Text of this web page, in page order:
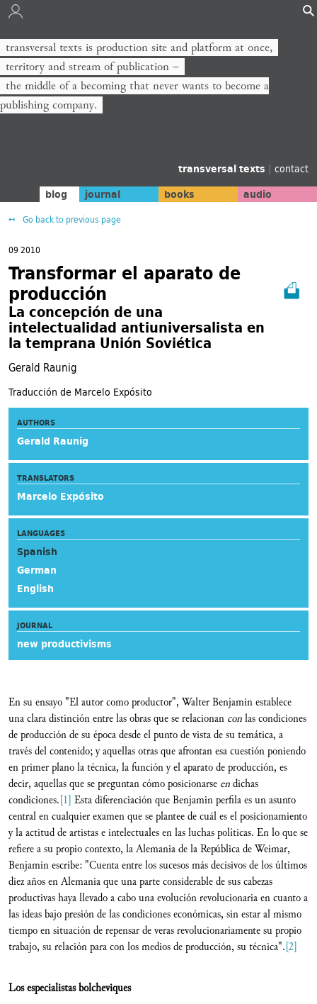
transversal texts is production site and platform at once,
territory and stream of publication −
the middle of a becoming that never wants to become a
publishing company.
transversal texts | contact
blog journal books audio
Go back to previous page
09 2010
Transformar el aparato de
producción
La concepción de una
intelectualidad antiuniversalista en
la temprana Unión Soviética
Gerald Raunig
Traducción de Marcelo Expósito
AUTHORS
Gerald Raunig
TRANSLATORS
Marcelo Expósito
LANGUAGES
Spanish
German
English
JOURNAL
new productivisms
En su ensayo "El autor como productor", Walter Benjamin establece
una clara distinción entre las obras que se relacionan conlas condiciones
de producción de su época desde el punto de vista de su temática, a
través del contenido; y aquellas otras que afrontan esa cuestión poniendo
en primer plano la técnica, la función y el aparato de producción, es
decir, aquellas que se preguntan cómo posicionarse endichas
condiciones.[1] Esta diferenciación que Benjamin perfila es un asunto
central en cualquier examen que se plantee de cuál es el posicionamiento
y la actitud de artistas e intelectuales en las luchas políticas. En lo que se
refiere a su propio contexto, la Alemania de la República de Weimar,
Benjamin escribe: "Cuenta entre los sucesos más decisivos de los últimos
diez años en Alemania que una parte considerable de sus cabezas
productivas haya llevado a cabo una evolución revolucionaria en cuanto a
las ideas bajo presión de las condiciones económicas, sin estar al mismo
tiempo en situación de repensar de veras revolucionariamente su propio
trabajo, su relación para con los medios de producción, su técnica".[2]
Los especialistas bolcheviques